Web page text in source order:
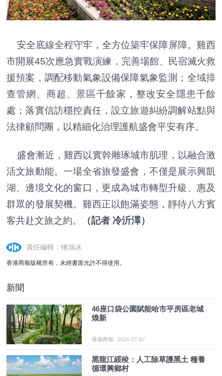
安全底線全程守牢，全方位築牢保障屏障。雞西
市開展45次應急實戰演練，完善場館、民宿滅火救
援預案，調配移動氣象設備保障氣象監測；全域排
查管網、商超、景區千餘家，整改安全隱患千餘
處；落實信訪穩控責任，設立旅遊糾紛調解站點與
法律顧問團，以精細化治理護航盛會平安有序。
盛會漸近，雞西以實幹雕琢城市肌理，以融合激
活文旅動能。一場全省旅發盛會，不僅是展示興凱
湖、邊境文化的窗口，更成為城市轉型升級、惠及
群眾的發展契機。雞西正以飽滿姿態，靜待八方賓
客共赴文旅之約。
（記者 冷沂澤）
責任編輯：锺鴻冰
香港商報版權所有，未經書面允許不得使用。
新聞
46座口袋公園賦能哈市平房區老城
煥新
香港商報 2026-07-07
黑龍江綏稜：人工除草護黑土 種養
循環興鄉村